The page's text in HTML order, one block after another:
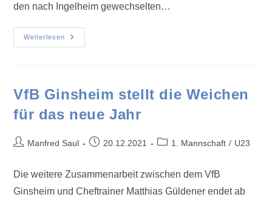
den nach Ingelheim gewechselten…
Weiterlesen
VfB Ginsheim stellt die Weichen
für das neue Jahr
Manfred Saul 20.12.2021 1. Mannschaft / U23
Die weitere Zusammenarbeit zwischen dem VfB
Ginsheim und Cheftrainer Matthias Güldener endet ab